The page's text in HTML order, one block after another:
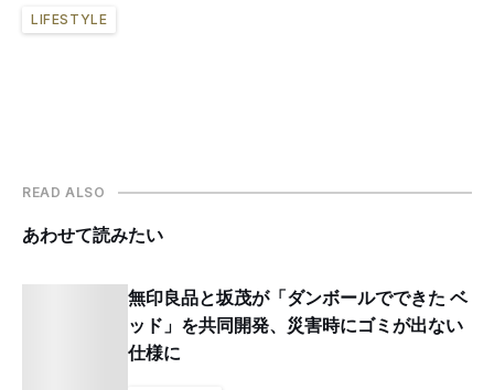
LIFESTYLE
READ ALSO
あわせて読みたい
無印良品と坂茂が「ダンボールでできた ベ
ッド」を共同開発、災害時にゴミが出ない
仕様に